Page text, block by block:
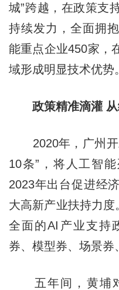
城”跨越，在政策支
持续发力，全面拥
能重点企业450家，
域形成明显技术优势。
政策精准滴灌 从
2020年，广州开
10条”，将人工智能
2023年出台促进经
大高新产业扶持力
全面的AI产业支持
券、模型券、场景券
五年间，黄埔对